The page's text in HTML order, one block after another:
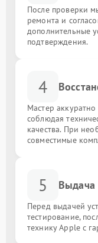
После проверки
ремонта и
дополнительные
подтверждения.
4
Мастер
соблюдая
качества. При
совместимые
5 Выдача
Перед выдачей
тестирование,
технику Apple с